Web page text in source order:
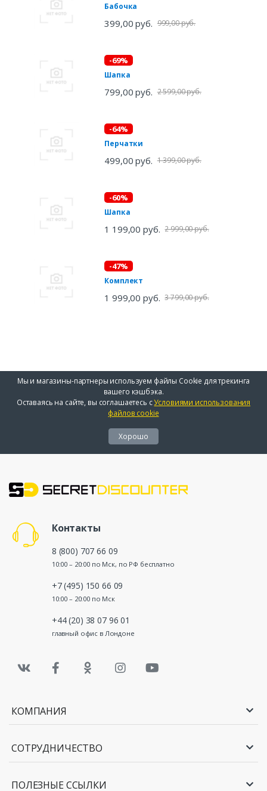
Бабочка
399,00 руб. 999,00 руб.
-69%
Шапка
799,00 руб. 2 599,00 руб.
-64%
Перчатки
499,00 руб. 1 399,00 руб.
-60%
Шапка
1 199,00 руб. 2 999,00 руб.
-47%
Комплект
1 999,00 руб. 3 799,00 руб.
Мы и магазины-партнеры используем файлы Cookie для трекинга
вашего кэшбэка.
Оставаясь на сайте, вы соглашаетесь сУсловиями использования
файлов cookie
Хорошо
Контакты
8 (800) 707 66 09
10:00 – 20:00 по Мск, по РФ бесплатно
+7 (495) 150 66 09
10:00 – 20:00 по Мск
+44 (20) 38 07 96 01
главный офис в Лондоне
КОМПАНИЯ
СОТРУДНИЧЕСТВО
ПОЛЕЗНЫЕ ССЫЛКИ